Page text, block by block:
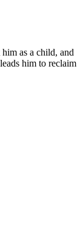
as a child, and
him to reclaim